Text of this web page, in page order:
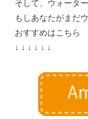
そして、ウォータ
もしあなたがまだ
おすすめはこちら
↓ ↓ ↓ ↓ ↓ ↓